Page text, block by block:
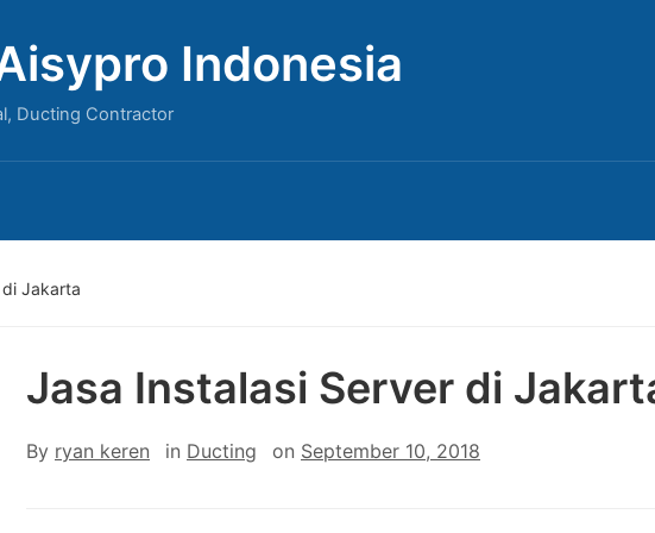
Indonesia
Ducting Contractor
Jakarta
Jasa Instalasi Server di
By ryan keren in Ducting on September 10, 2018